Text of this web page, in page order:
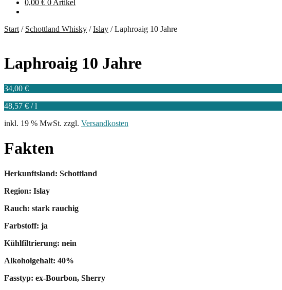
0,00 € 0 Artikel
Start / Schottland Whisky /Islay /Laphroaig 10 Jahre
Laphroaig 10 Jahre
34,00 €
48,57 € /l
inkl. 19 % MwSt. zzgl. Versandkosten
Fakten
Herkunftsland: Schottland
Region: Islay
Rauch: stark rauchig
Farbstoff: ja
Kühlfiltrierung: nein
Alkoholgehalt: 40%
Fasstyp: ex-Bourbon, Sherry